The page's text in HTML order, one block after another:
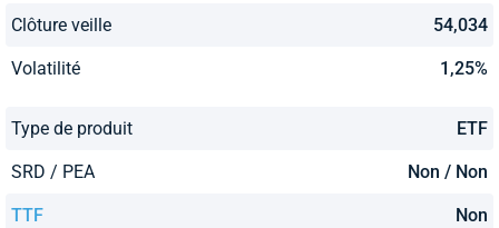
Clôture veille 54,034
Volatilité 1,25%
Type de produit ETF
SRD / PEA Non / Non
TTF Non